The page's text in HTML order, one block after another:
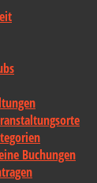
Buchungen